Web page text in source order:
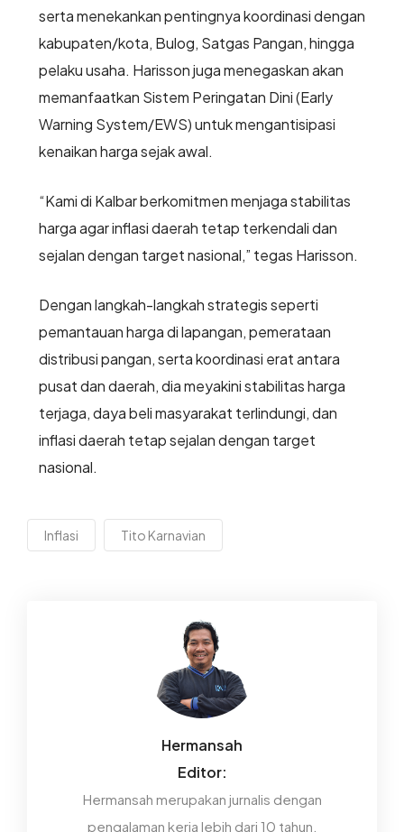
serta menekankan pentingnya koordinasi dengan
kabupaten/kota, Bulog, Satgas Pangan, hingga
pelaku usaha. Harisson juga menegaskan akan
memanfaatkan Sistem Peringatan Dini (Early
Warning System/EWS) untuk mengantisipasi
kenaikan harga sejak awal.
“Kami di Kalbar berkomitmen menjaga stabilitas
harga agar inflasi daerah tetap terkendali dan
sejalan dengan target nasional,” tegas Harisson.
Dengan langkah-langkah strategis seperti
pemantauan harga di lapangan, pemerataan
distribusi pangan, serta koordinasi erat antara
pusat dan daerah, dia meyakini stabilitas harga
terjaga, daya beli masyarakat terlindungi, dan
inflasi daerah tetap sejalan dengan target
nasional.
Inflasi Tito Karnavian
Hermansah
Editor:
Hermansah merupakan jurnalis dengan
pengalaman kerja lebih dari 10 tahun.